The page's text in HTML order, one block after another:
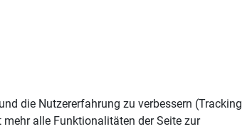
die Nutzererfahrung zu verbessern (Tracking
alle Funktionalitäten der Seite zur